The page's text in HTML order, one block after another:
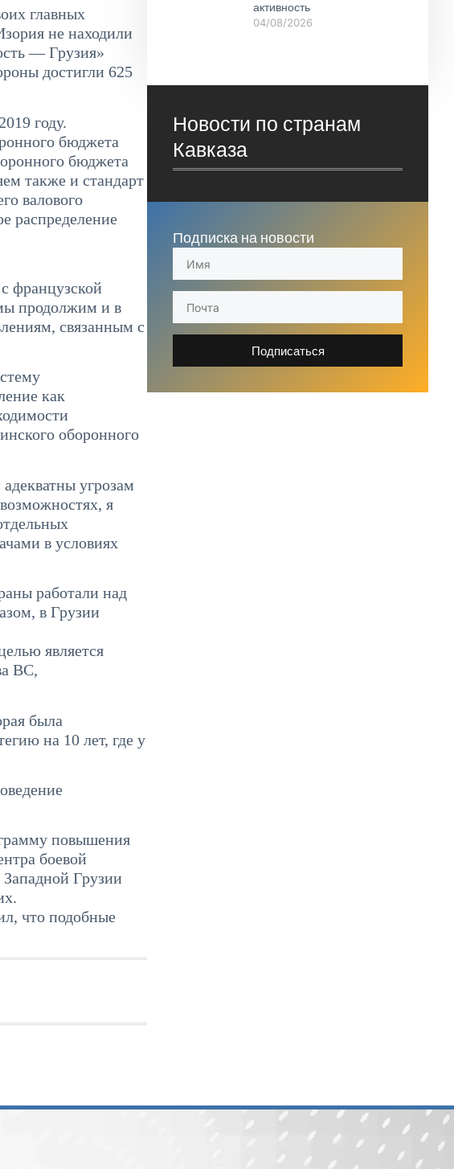
главных
не находили
— Грузия»
достигли 625
году.
бюджета
бюджета
также и стандарт
валового
распределение
французской
продолжим и в
связанным с
как
оборонного
угрозам
я
в условиях
работали над
в Грузии
является
ВС,
была
на 10 лет, где у
повышения
боевой
Грузии
что подобные
активность
04/08/2026
Новости по странам
Кавказа
Подписка на новости
Подписаться